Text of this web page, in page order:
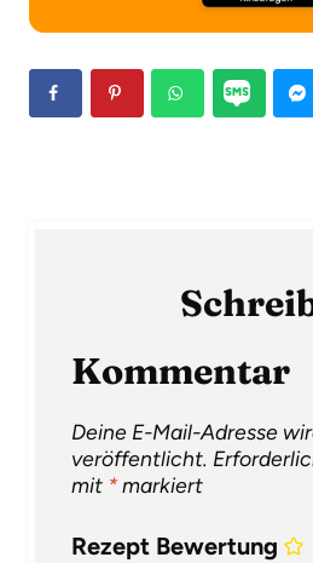
Kommentar
Deine E-Mail-Adresse
veröffentlicht.
mit *markiert
Rezept Bewertung